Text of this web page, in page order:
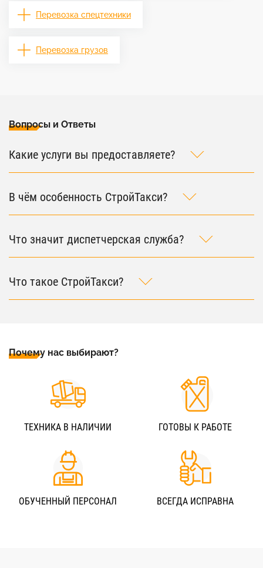
Перевозка спецтехники
Перевозка грузов
Вопросы и Ответы
Какие услуги вы предоставляете?
В чём особенность СтройТакси?
Что значит диспетчерская служба?
Что такое СтройТакси?
Почему нас выбирают?
ТЕХНИКА В НАЛИЧИИ ГОТОВЫ К РАБОТЕ
ОБУЧЕННЫЙ ПЕРСОНАЛ ВСЕГДА ИСПРАВНА